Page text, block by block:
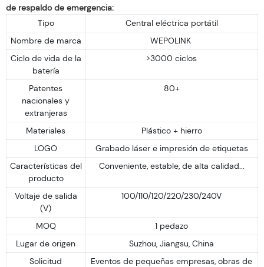
de respaldo de emergencia:
Tipo
Central eléctrica portátil
Nombre de marca
WEPOLINK
Ciclo de vida de la
batería
>3000 ciclos
Patentes
nacionales y
extranjeras
80+
Materiales
Plástico + hierro
LOGO
Grabado láser e impresión de etiquetas
Características del
producto
Conveniente, estable, de alta calidad...
Voltaje de salida
(V)
100/110/120/220/230/240V
MOQ
1 pedazo
Lugar de origen
Suzhou, Jiangsu, China
Solicitud
Eventos de pequeñas empresas, obras de